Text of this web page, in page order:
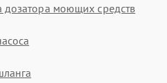
дозатора моющих средств